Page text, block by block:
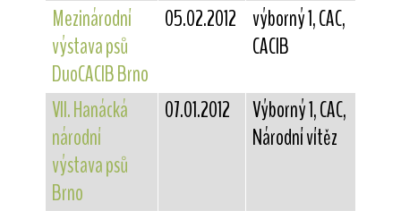
Mezinárodní
výstava psů
DuoCACIB Brno
05.02.2012 výborný 1, CAC,
CACIB
VII. Hanácká
národní
výstava psů
Brno
07.01.2012
Výborný 1, CAC,
Národní vítěz